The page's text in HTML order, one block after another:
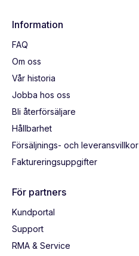
Information
FAQ
Om oss
Vår historia
Jobba hos oss
Bli återförsäljare
Hållbarhet
Försäljnings- och leveransvillkor
Faktureringsuppgifter
För partners
Kundportal
Support
RMA & Service